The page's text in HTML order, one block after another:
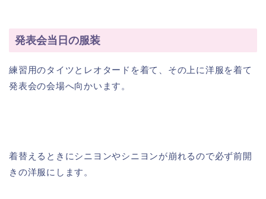
発表会当日の服装
練習用のタイツとレオタードを着て、その上に洋服を着て
発表会の会場へ向かいます。
着替えるときにシニヨンやシニヨンが崩れるので必ず前開
きの洋服にします。